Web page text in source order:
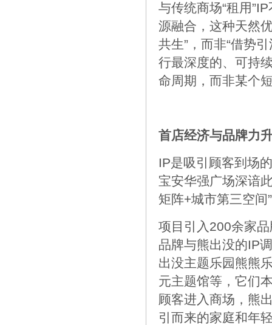
与传统商场“租用
源融合，这种天然
共生”，而非“借势
行最深度的、可持
命周期，而非某个
首店经济与品牌力
IP是吸引顾客到场
宝安华强广场深谙
矩阵+城市第三空间
项目引入200余家
品牌与熊出没的IP
出没主题乐园熊熊
元主题馆等，它们
顾客进入商场，熊
引而来的家庭和年